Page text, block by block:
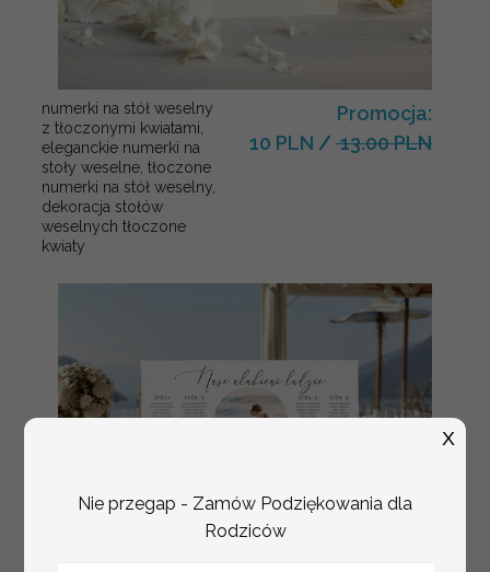
numerki na stół weselny
z tłoczonymi kwiatami,
eleganckie numerki na
stoły weselne, tłoczone
numerki na stół weselny,
dekoracja stołów
weselnych tłoczone
kwiaty
Promocja:
10 PLN / 13.00 PLN
Nie przegap - Zamów Podziękowania dla
Rodziców
X